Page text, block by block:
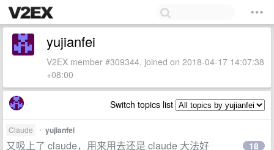
yujianfei
V2EX member #309344, joined on 2018-04-17 14:07:38
+08:00
Switch topics list
Claude • yujianfei
又吸上了 claude，用来用去还是 claude 大法好 18